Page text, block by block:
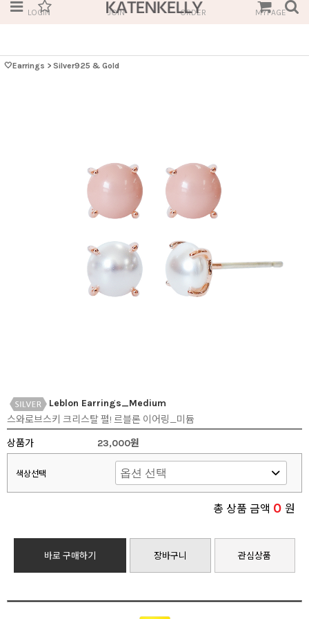
LOGIN JOIN ORDER MYPAGE
🤍Earrings > Silver925 & Gold
Leblon Earrings_Medium
스와로브스키 크리스탈 펄! 르블론 이어링_미듐
상품가
23,000원
색상선택
총 상품 금액 0 원
바로 구매하기 장바구니 관심상품